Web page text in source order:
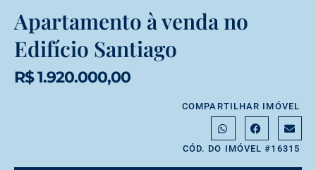
Apartamento à venda no
Edifício Santiago
R$ 1.920.000,00
COMPARTILHAR IMÓVEL
CÓD. DO IMÓVEL #16315